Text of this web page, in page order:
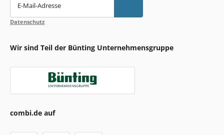
E-Mail-Adresse
Datenschutz
Wir sind Teil der Bünting Unternehmensgruppe
combi.de auf